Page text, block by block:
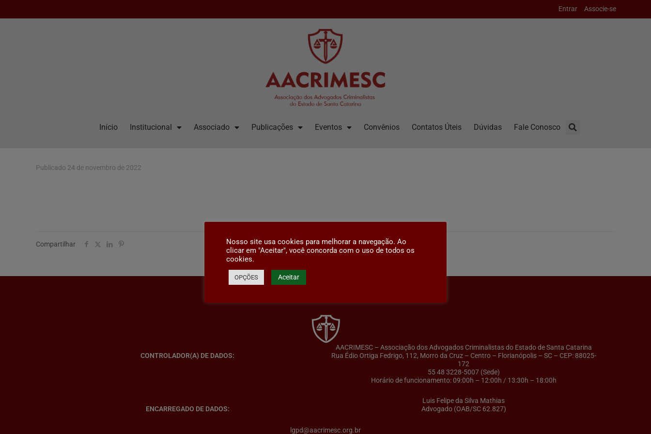
Entrar Associe-se
Início Institucional Associado Publicações Eventos Convênios Contatos Úteis Dúvidas Fale Conosco
Publicado 24 de novembro de 2022
Compartilhar
CONTROLADOR(A) DE DADOS:
AACRIMESC – Associação dos Advogados Criminalistas do Estado de Santa Catarina
Rua Édio Ortiga Fedrigo, 112, Morro da Cruz – Centro – Florianópolis – SC – CEP: 88025-
172
55 48 3228-5007 (Sede)
Horário de funcionamento: 09:00h – 12:00h / 13:30h – 18:00h
ENCARREGADO DE DADOS:
Luis Felipe da Silva Mathias
Advogado (OAB/SC 62.827)
lgpd@aacrimesc.org.br
Nosso site usa cookies para melhorar a navegação. Ao
clicar em "Aceitar", você concorda com o uso de todos os
cookies.
OPÇÕES Aceitar